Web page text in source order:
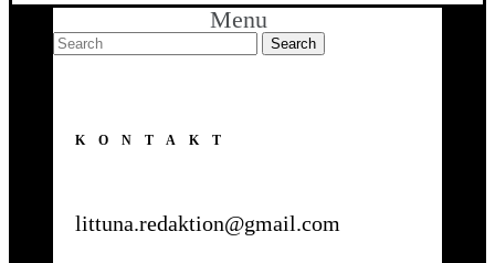
Menu
KONTAKT
littuna.redaktion@gmail.com